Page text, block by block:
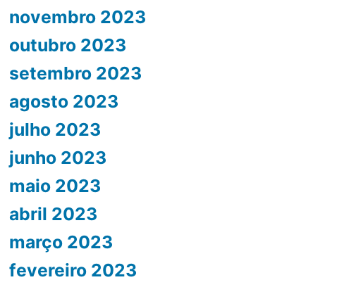
novembro 2023
outubro 2023
setembro 2023
agosto 2023
julho 2023
junho 2023
maio 2023
abril 2023
março 2023
fevereiro 2023